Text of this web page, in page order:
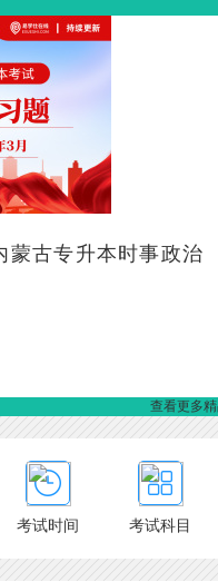
蒙古专升本时事政治
查看更多
考试时间 考试科目